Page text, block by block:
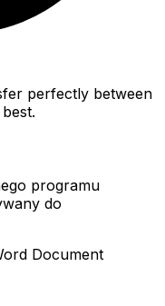
perfectly between
programu
do
Document